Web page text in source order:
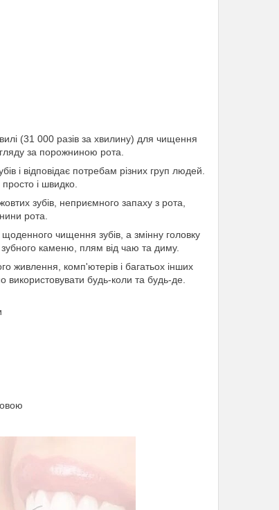
(31 000 разів за хвилину) для чищення
за порожниною рота.
і відповідає потребам різних груп людей.
і швидко.
зубів, неприємного запаху з рота,
рота.
чищення зубів, а змінну головку
каменю, плям від чаю та диму.
живлення, комп'ютерів і багатьох інших
будь-коли та будь-де.